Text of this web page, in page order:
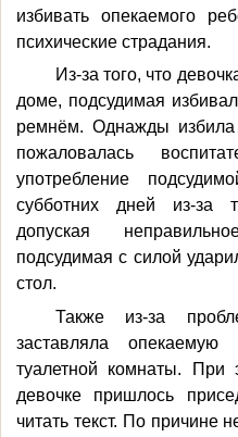
избивать опекаемого
психические страдания.
Из-за того, что
доме, подсудимая
ремнём. Однажды
пожаловалась
употребление
субботних дней из-за
допуская
подсудимая с силой
стол.
Также из-за
заставляла
туалетной комнаты. При
девочке пришлось
читать текст. По причине